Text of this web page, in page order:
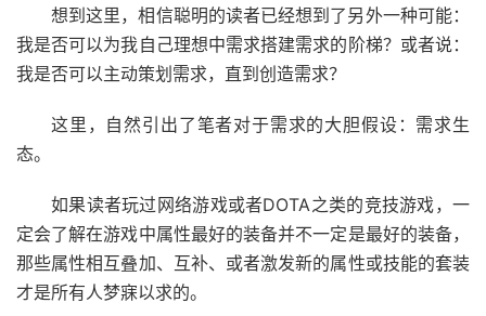
想到这里，相信聪明的读者已经想到了另外一种可能：
我是否可以为我自己理想中需求搭建需求的阶梯？或者说：
我是否可以主动策划需求，直到创造需求？
这里，自然引出了笔者对于需求的大胆假设：需求生
态。
如果读者玩过网络游戏或者DOTA之类的竞技游戏，一
定会了解在游戏中属性最好的装备并不一定是最好的装备，
那些属性相互叠加、互补、或者激发新的属性或技能的套装
才是所有人梦寐以求的。